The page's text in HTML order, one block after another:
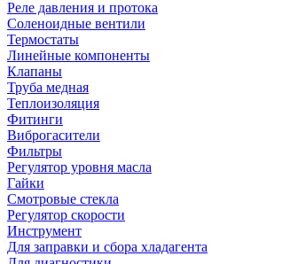
Реле давления и протока
Соленоидные вентили
Термостаты
Линейные компоненты
Клапаны
Труба медная
Теплоизоляция
Фитинги
Виброгасители
Фильтры
Регулятор уровня масла
Гайки
Смотровые стекла
Регулятор скорости
Инструмент
Для заправки и сбора хладагента